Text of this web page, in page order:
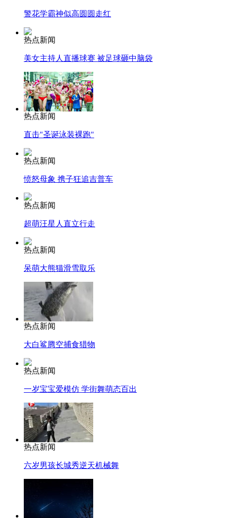
警花学霸神似高圆圆走红
热点新闻
美女主持人直播球赛 被足球砸中脑袋
热点新闻
直击"圣诞泳装裸跑"
热点新闻
愤怒母象 携子狂追吉普车
热点新闻
超萌汪星人直立行走
热点新闻
呆萌大熊猫滑雪取乐
热点新闻
大白鲨腾空捕食猎物
热点新闻
一岁宝宝爱模仿 学街舞萌态百出
热点新闻
六岁男孩长城秀逆天机械舞